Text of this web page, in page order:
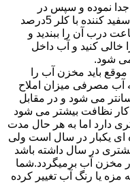
نموده و سپس در
100لیتر آب یک قاشق چای خوری مایع سفید کننده با کلر 5درصد
آب بریزید و در مدت 12 ساعت درب آن را ببندید و
خالی کنید و آب داخل
می شود.
باید مخزن آب را
آب مصرفی میزان املاح
می شود و در مقابل
کار نظافت بیشتر می شود
دارد اما به هر حال مدت
یکبار در سال است ولی
در سال داشته باشد
مخزن آب برمیگردد.شما
یا رنگ آب تغییر کرده